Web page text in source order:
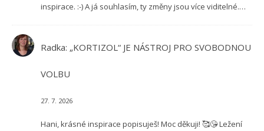
inspirace. :-) A já souhlasím, ty změny jsou více viditelné.…
Radka: „KORTIZOL“ JE NÁSTROJ PRO SVOBODNOU
VOLBU
27. 7. 2026
Hani, krásné inspirace popisuješ! Moc děkuji! 🥰😘 Ležení